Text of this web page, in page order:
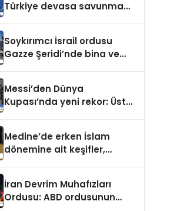
Türkiye devasa savunma
Soykırımcı İsrail ordusu
Gazze Şeridi’nde bina ve
Messi’den Dünya
Kupası’nda yeni rekor: Üst
Medine’de erken İslam
dönemine ait keşifler,
İran Devrim Muhafızları
Ordusu: ABD ordusunun